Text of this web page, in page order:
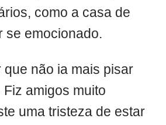
como a casa de
se emocionado.
que não ia mais pisar
amigos muito
uma tristeza de estar